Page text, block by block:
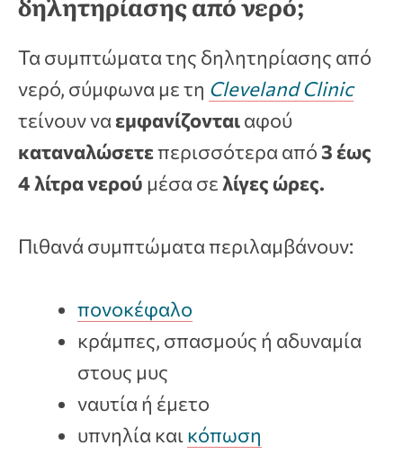
Τα συμπτώματα της δηλητηρίασης από
νερό, σύμφωνα με τη Cleveland Clinic
τείνουν να εμφανίζονταιαφού
καταναλώσετεπερισσότερα από 3 έως
4 λίτρα νερού μέσα σε λίγες ώρες.
Πιθανά συμπτώματα περιλαμβάνουν:
πονοκέφαλο
κράμπες, σπασμούς ή αδυναμία
στους μυς
ναυτία ή έμετο
υπνηλία καικόπωση